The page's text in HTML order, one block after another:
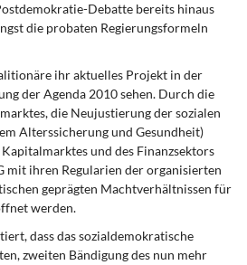
Debatte bereits hinaus
die probaten Regierungsformeln
ihr aktuelles Projekt in der
der Agenda 2010 sehen. Durch die
die Neujustierung der sozialen
Alterssicherung und Gesundheit)
und des Finanzsektors
mit ihren Regularien der organisierten
geprägten Machtverhältnissen für
werden.
dass das sozialdemokratische
zweiten Bändigung des nun mehr